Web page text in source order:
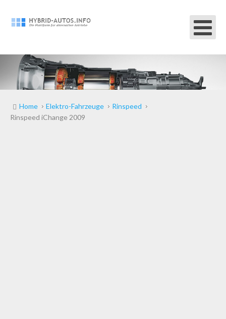
Home Elektro-Fahrzeuge
Rinspeed
Rinspeed iChange 2009